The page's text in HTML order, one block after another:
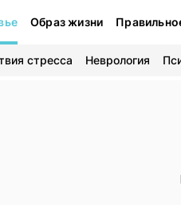
Образ жизни
стресса Неврология